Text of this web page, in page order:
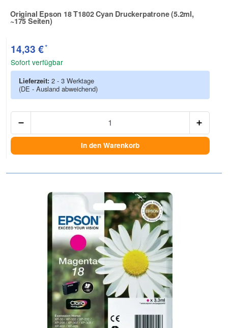
Original Epson 18 T1802 Cyan Druckerpatrone (5.2ml,
~175 Seiten)
Zur Artikelbewertung
14,33 €*
Sofort verfügbar
Lieferzeit: 2 - 3 Werktage
(DE - Ausland abweichend)
In den Warenkorb